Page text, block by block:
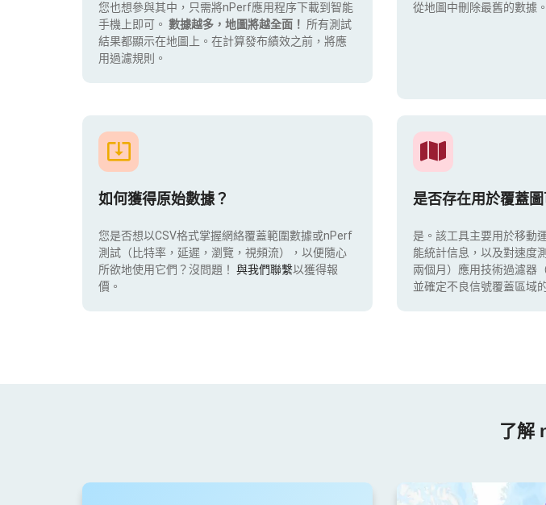
您也想參與其中，只需將nPerf應用程序下載到智能
手機上即可。 數據越多，地圖將越全面！ 所有測試
結果都顯示在地圖上。在計算發布績效之前，將應
用過濾規則。
從地圖中刪除最舊的數據。
如何獲得原始數據？
您是否想以CSV格式掌握網絡覆蓋範圍數據或nPerf
測試（比特率，延遲，瀏覽，視頻流），以便隨心
所欲地使用它們？沒問題！ 與我們聯繫以獲得報
價。
是否存在用於覆蓋
是。該工具主要用於移動
能統計信息，以及對速度
兩個月）應用技術過濾器
並確定不良信號覆蓋區域
了解